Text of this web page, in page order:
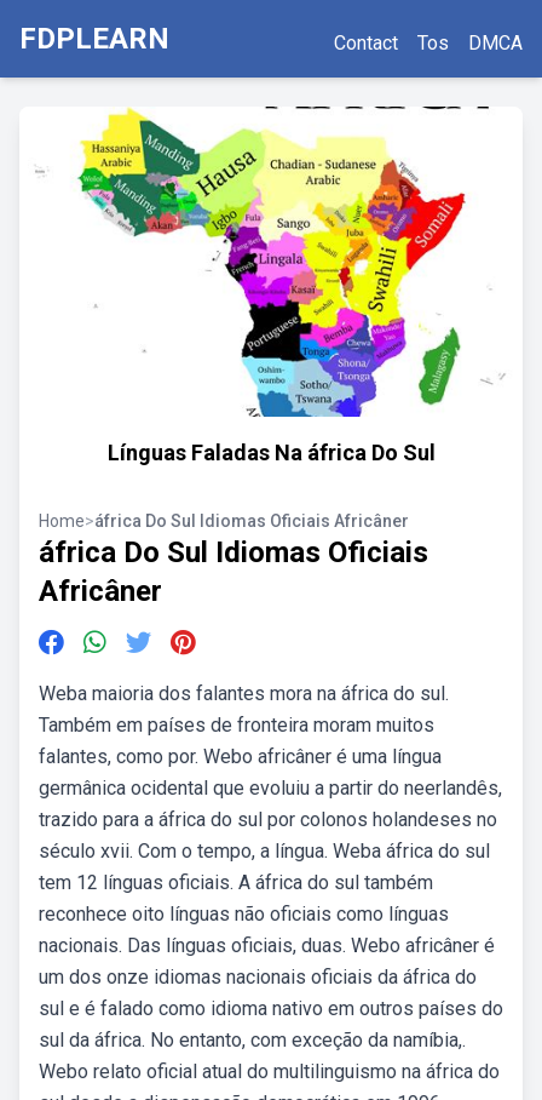
FDPLEARN Contact Tos DMCA
Línguas Faladas Na áfrica Do Sul
Home>áfrica Do Sul Idiomas Oficiais Africâner
áfrica Do Sul Idiomas Oficiais
Africâner
Weba maioria dos falantes mora na áfrica do sul.
Também em países de fronteira moram muitos
falantes, como por. Webo africâner é uma língua
germânica ocidental que evoluiu a partir do neerlandês,
trazido para a áfrica do sul por colonos holandeses no
século xvii. Com o tempo, a língua. Weba áfrica do sul
tem 12 línguas oficiais. A áfrica do sul também
reconhece oito línguas não oficiais como línguas
nacionais. Das línguas oficiais, duas. Webo africâner é
um dos onze idiomas nacionais oficiais da áfrica do
sul e é falado como idioma nativo em outros países do
sul da áfrica. No entanto, com exceção da namíbia,.
Webo relato oficial atual do multilinguismo na áfrica do